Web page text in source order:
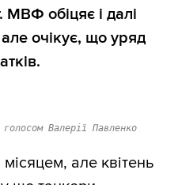
обіцяє і далі
очікує, що уряд
Валерії Павленко
але квітень